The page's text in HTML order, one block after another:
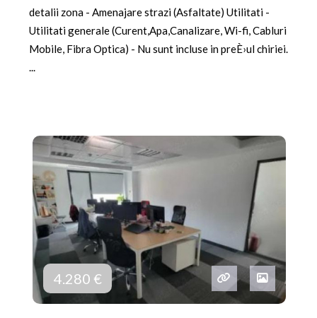
detalii zona - Amenajare strazi (Asfaltate) Utilitati -
Utilitati generale (Curent,Apa,Canalizare, Wi-fi, Cabluri
Mobile, Fibra Optica) - Nu sunt incluse in preÈ›ul chiriei.
...
4.280 €